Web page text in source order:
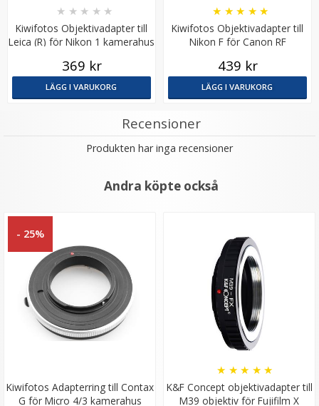
JJC Motljusskydd Vidvinkel - Silikon 55mm
★
Kiwifotos Objektivadapter till
Leica (R) för Nikon 1 kamerahus
★ ★ ★ ★ ★
369 kr
LÄGG I VARUKORG
Kiwifotos Objektivadapter till
Nikon F för Canon RF
★ ★ ★ ★ ★
439 kr
LÄGG I VARUKORG
Recensioner
Produkten har inga recensioner
Andra köpte också
- 25%
Kiwifotos Adapterring till Contax
G för Micro 4/3 kamerahus
K&F Concept objektivadapter till
M39 objektiv för Fujifilm X
★ ★ ★ ★ ★